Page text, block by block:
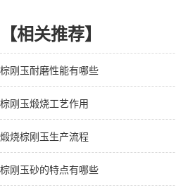
【相关推荐】
棕刚玉耐磨性能有哪些
棕刚玉煅烧工艺作用
煅烧棕刚玉生产流程
棕刚玉砂的特点有哪些